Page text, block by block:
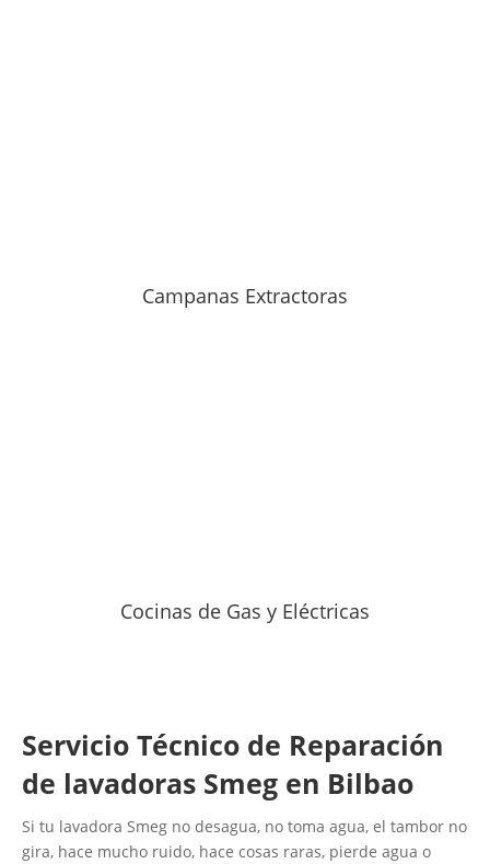
Campanas Extractoras
Cocinas de Gas y Eléctricas
Servicio Técnico de Reparación
de lavadoras Smeg en Bilbao
Si tu lavadora Smeg no desagua, no toma agua, el tambor no
gira, hace mucho ruido, hace cosas raras, pierde agua o